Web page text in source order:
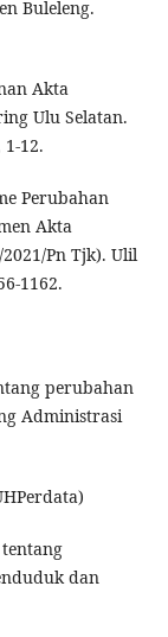
Buleleng.
Akta
Ulu Selatan.
12.
Perubahan
Akta
Pn Tjk). Ulil
1162.
perubahan
Administrasi
dan